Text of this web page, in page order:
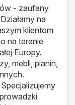
- zaufany
na
klientom
na terenie
Europy.
mebli, pianin,